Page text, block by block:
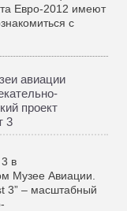
Евро-2012 имеют
с
авиации
проект
3
в
Музее Авиации.
3” – масштабный